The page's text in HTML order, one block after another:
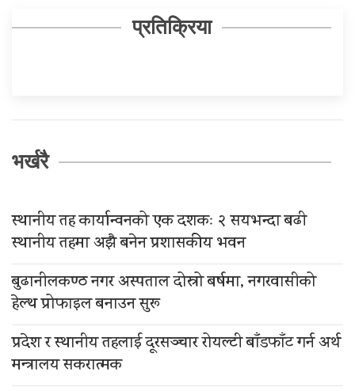
प्रतिक्रिया
भर्खरै
स्थानीय तह कार्यान्वनको एक दशकः २ सयभन्दा बढी
स्थानीय तहमा अझै बनेन प्रशासकीय भवन
बुढानीलकण्ठ नगर अस्पताल दोस्रो बर्षमा, नगरवासीको
हेल्थ प्रोफाइल बनाउन सुरू
प्रदेश र स्थानीय तहलाई दूरसञ्चार रोयल्टी बाँडफाँट गर्न अर्थ
मन्त्रालय सकरात्मक